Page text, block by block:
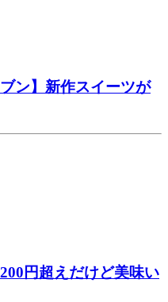
ン】新作スイーツが
円超えだけど美味い